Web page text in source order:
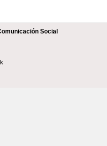
Social